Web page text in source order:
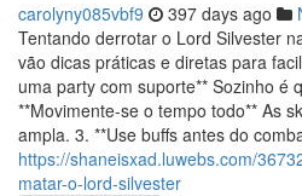
carolyny085vbf9 397 days ago
Tentando derrotar o Lord Silvester
vão dicas práticas e diretas para
uma party com suporte** Sozinho é
**Movimente-se o tempo todo** As
ampla. 3. **Use buffs antes do
https://shaneisxad.luwebs.com/
matar-o-lord-silvester